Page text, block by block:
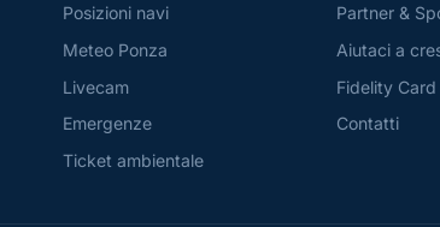
Posizioni navi
Meteo Ponza
Livecam
Emergenze
Ticket ambientale
Partner &
Aiutaci a
Fidelity Card
Contatti